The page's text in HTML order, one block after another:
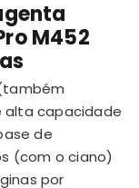
M452
alta capacidade
de
(com o ciano)
por